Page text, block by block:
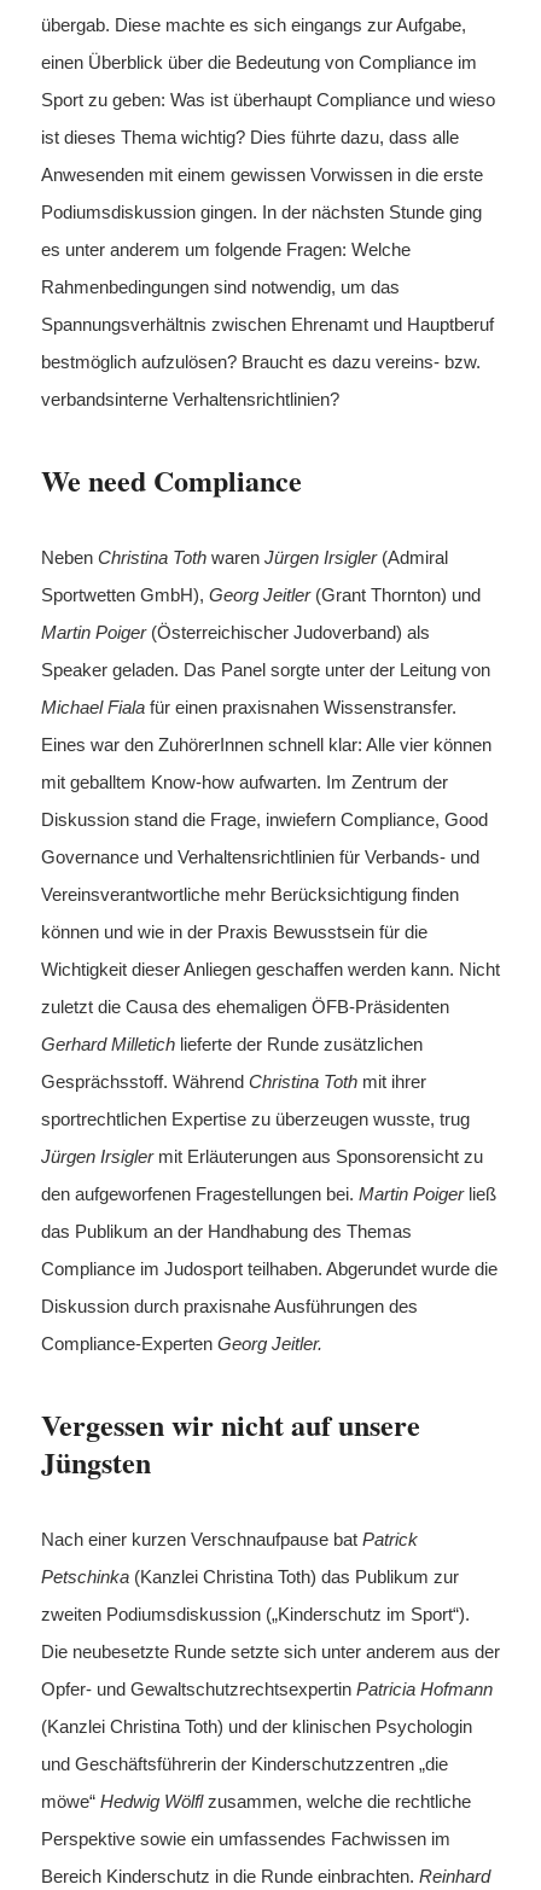
übergab. Diese machte es sich eingangs zur Aufgabe,
einen Überblick über die Bedeutung von Compliance im
Sport zu geben: Was ist überhaupt Compliance und wieso
ist dieses Thema wichtig? Dies führte dazu, dass alle
Anwesenden mit einem gewissen Vorwissen in die erste
Podiumsdiskussion gingen. In der nächsten Stunde ging
es unter anderem um folgende Fragen: Welche
Rahmenbedingungen sind notwendig, um das
Spannungsverhältnis zwischen Ehrenamt und Hauptberuf
bestmöglich aufzulösen? Braucht es dazu vereins- bzw.
verbandsinterne Verhaltensrichtlinien?
We need Compliance
Neben Christina Tothwaren Jürgen Irsigler(Admiral
Sportwetten GmbH), Georg Jeitler(Grant Thornton) und
Martin Poiger(Österreichischer Judoverband) als
Speaker geladen. Das Panel sorgte unter der Leitung von
Michael Fialafür einen praxisnahen Wissenstransfer.
Eines war den ZuhörerInnen schnell klar: Alle vier können
mit geballtem Know-how aufwarten. Im Zentrum der
Diskussion stand die Frage, inwiefern Compliance, Good
Governance und Verhaltensrichtlinien für Verbands- und
Vereinsverantwortliche mehr Berücksichtigung finden
können und wie in der Praxis Bewusstsein für die
Wichtigkeit dieser Anliegen geschaffen werden kann. Nicht
zuletzt die Causa des ehemaligen ÖFB-Präsidenten
Gerhard Milletich lieferte der Runde zusätzlichen
Gesprächsstoff. Während Christina Tothmit ihrer
sportrechtlichen Expertise zu überzeugen wusste, trug
Jürgen Irsiglermit Erläuterungen aus Sponsorensicht zu
den aufgeworfenen Fragestellungen bei. Martin Poigerließ
das Publikum an der Handhabung des Themas
Compliance im Judosport teilhaben. Abgerundet wurde die
Diskussion durch praxisnahe Ausführungen des
Compliance-Experten Georg Jeitler.
Vergessen wir nicht auf unsere
Jüngsten
Nach einer kurzen Verschnaufpause bat Patrick
Petschinka(Kanzlei Christina Toth) das Publikum zur
zweiten Podiumsdiskussion („Kinderschutz im Sport“).
Die neubesetzte Runde setzte sich unter anderem aus der
Opfer- und Gewaltschutzrechtsexpertin Patricia Hofmann
(Kanzlei Christina Toth) und der klinischen Psychologin
und Geschäftsführerin der Kinderschutzzentren „die
möwe“ Hedwig Wölflzusammen, welche die rechtliche
Perspektive sowie ein umfassendes Fachwissen im
Bereich Kinderschutz in die Runde einbrachten. Reinhard